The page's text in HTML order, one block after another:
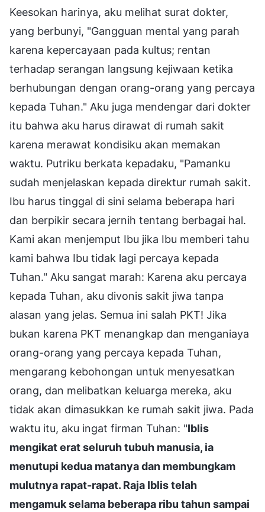
Keesokan harinya, aku melihat surat dokter,
yang berbunyi, "Gangguan mental yang parah
karena kepercayaan pada kultus; rentan
terhadap serangan langsung kejiwaan ketika
berhubungan dengan orang-orang yang percaya
kepada Tuhan." Aku juga mendengar dari dokter
itu bahwa aku harus dirawat di rumah sakit
karena merawat kondisiku akan memakan
waktu. Putriku berkata kepadaku, "Pamanku
sudah menjelaskan kepada direktur rumah sakit.
Ibu harus tinggal di sini selama beberapa hari
dan berpikir secara jernih tentang berbagai hal.
Kami akan menjemput Ibu jika Ibu memberi tahu
kami bahwa Ibu tidak lagi percaya kepada
Tuhan." Aku sangat marah: Karena aku percaya
kepada Tuhan, aku divonis sakit jiwa tanpa
alasan yang jelas. Semua ini salah PKT! Jika
bukan karena PKT menangkap dan menganiaya
orang-orang yang percaya kepada Tuhan,
mengarang kebohongan untuk menyesatkan
orang, dan melibatkan keluarga mereka, aku
tidak akan dimasukkan ke rumah sakit jiwa. Pada
waktu itu, aku ingat firman Tuhan: "Iblis
mengikat erat seluruh tubuh manusia, ia
menutupi kedua matanya dan membungkam
mulutnya rapat-rapat. Raja Iblis telah
mengamuk selama beberapa ribu tahun sampai